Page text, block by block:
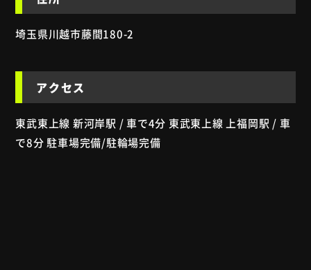
埼玉県川越市藤間180-2
アクセス
東武東上線 新河岸駅 / 車で4分 東武東上線 上福岡駅 / 車
で8分 駐車場完備/駐輪場完備